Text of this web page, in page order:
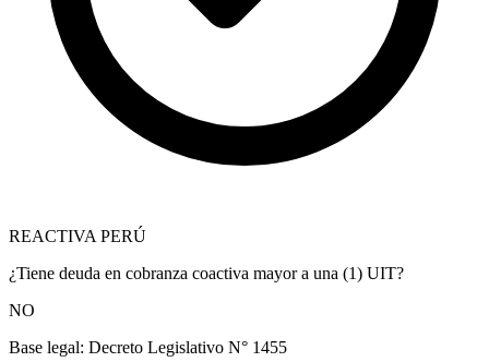
REACTIVA PERÚ
¿Tiene deuda en cobranza coactiva mayor a una (1) UIT?
NO
Base legal: Decreto Legislativo N° 1455